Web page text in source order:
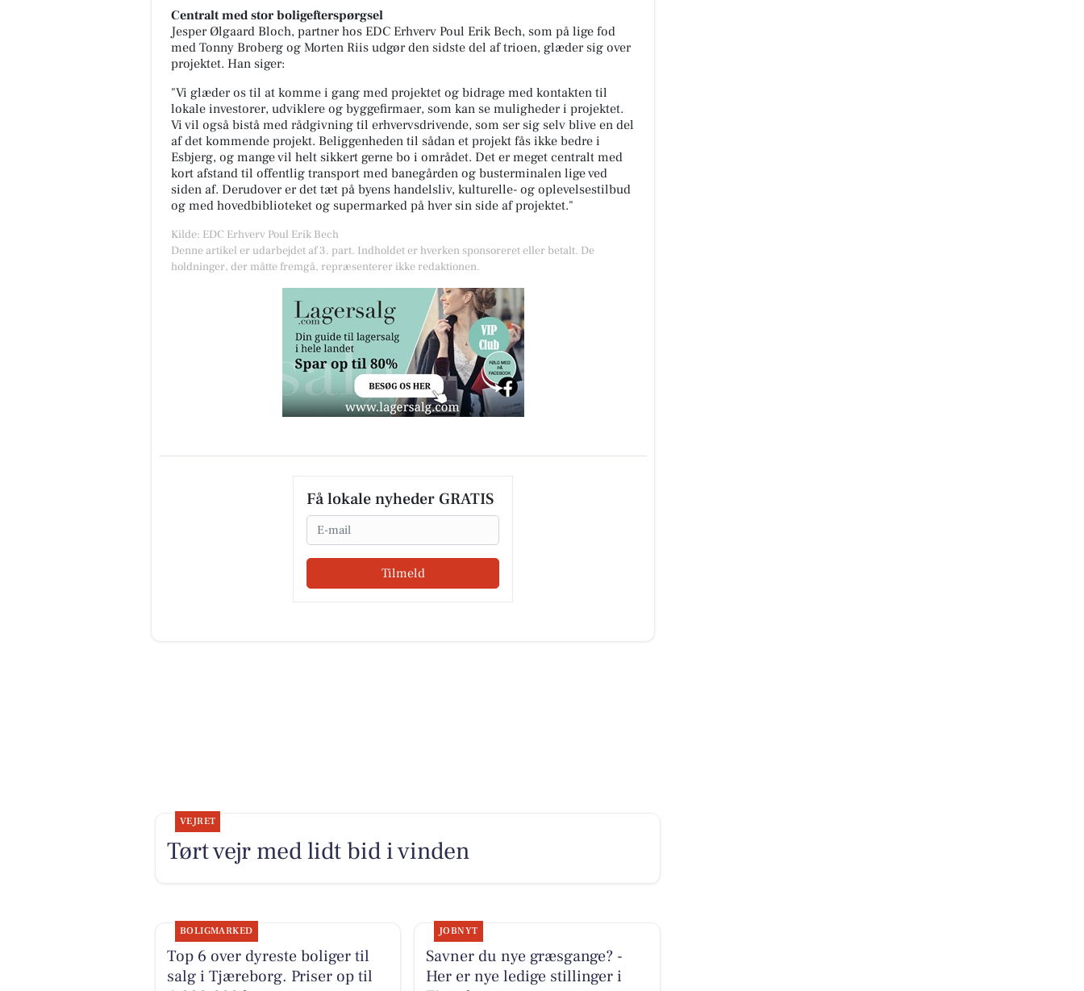
Centralt med stor boligefterspørgsel
Jesper Ølgaard Bloch, partner hos EDC Erhverv Poul Erik Bech, som på lige fod
med Tonny Broberg og Morten Riis udgør den sidste del af trioen, glæder sig over
projektet. Han siger:
"Vi glæder os til at komme i gang med projektet og bidrage med kontakten til
lokale investorer, udviklere og byggefirmaer, som kan se muligheder i projektet.
Vi vil også bistå med rådgivning til erhvervsdrivende, som ser sig selv blive en del
af det kommende projekt. Beliggenheden til sådan et projekt fås ikke bedre i
Esbjerg, og mange vil helt sikkert gerne bo i området. Det er meget centralt med
kort afstand til offentlig transport med banegården og busterminalen lige ved
siden af. Derudover er det tæt på byens handelsliv, kulturelle- og oplevelsestilbud
og med hovedbiblioteket og supermarked på hver sin side af projektet."
Kilde: EDC Erhverv Poul Erik Bech
Denne artikel er udarbejdet af 3. part. Indholdet er hverken sponsoreret eller betalt. De
holdninger, der måtte fremgå, repræsenterer ikke redaktionen.
Få lokale nyheder GRATIS
Email
Tilmeld
VEJRET
Tørt vejr med lidt bid i vinden
BOLIGMARKED
Top 6 over dyreste boliger til
salg i Tjæreborg. Priser op til
JOBNYT
Savner du nye græsgange? -
Her er nye ledige stillinger i